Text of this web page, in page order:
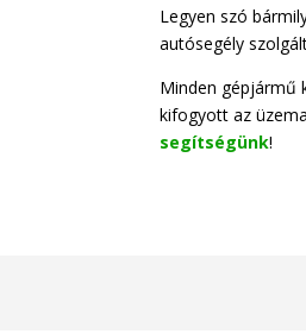
Legyen szó
autósegély
Minden gépjármű
kifogyott az
segítségünk!